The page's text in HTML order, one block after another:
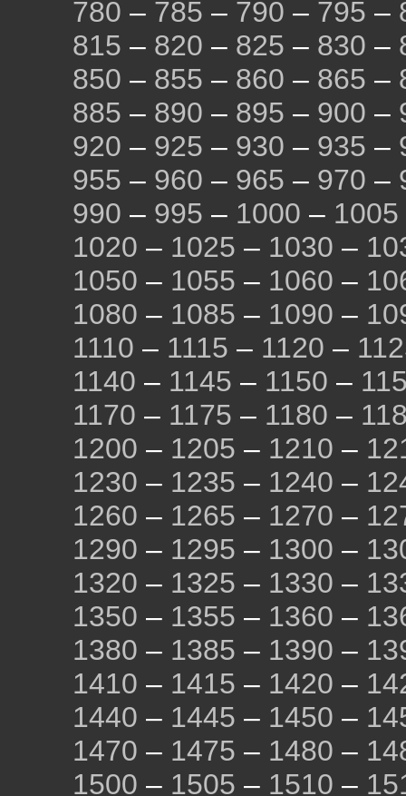
780 – 785 – 790 – 795 –
815 – 820 – 825 – 830 –
850 – 855 – 860 – 865 –
885 – 890 – 895 – 900 –
920 – 925 – 930 – 935 –
955 – 960 – 965 – 970 –
990 – 995 – 1000 – 1005
1020 – 1025 – 1030 –
1050 – 1055 – 1060 –
1080 – 1085 – 1090 –
1110 – 1115 – 1120 –
1140 – 1145 – 1150 –
1170 – 1175 – 1180 –
1200 – 1205 – 1210 –
1230 – 1235 – 1240 –
1260 – 1265 – 1270 –
1290 – 1295 – 1300 –
1320 – 1325 – 1330 –
1350 – 1355 – 1360 –
1380 – 1385 – 1390 –
1410 – 1415 – 1420 –
1440 – 1445 – 1450 –
1470 – 1475 – 1480 –
1500 – 1505 – 1510 –